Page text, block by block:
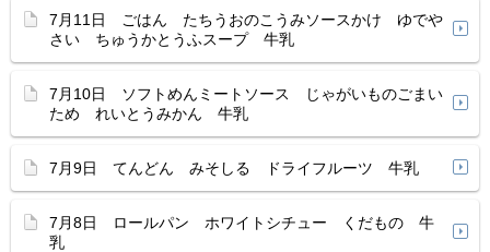
7月11日 ごはん たちうおのこうみソースかけ ゆでや
さい ちゅうかとうふスープ 牛乳
7月10日 ソフトめんミートソース じゃがいものごまい
ため れいとうみかん 牛乳
7月9日 てんどん みそしる ドライフルーツ 牛乳
7月8日 ロールパン ホワイトシチュー くだもの 牛
乳